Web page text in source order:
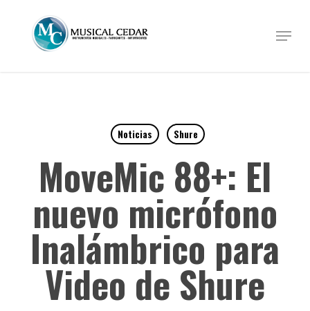
Menu
Noticias Shure
MoveMic 88+: El
nuevo micrófono
Inalámbrico para
Video de Shure
Close